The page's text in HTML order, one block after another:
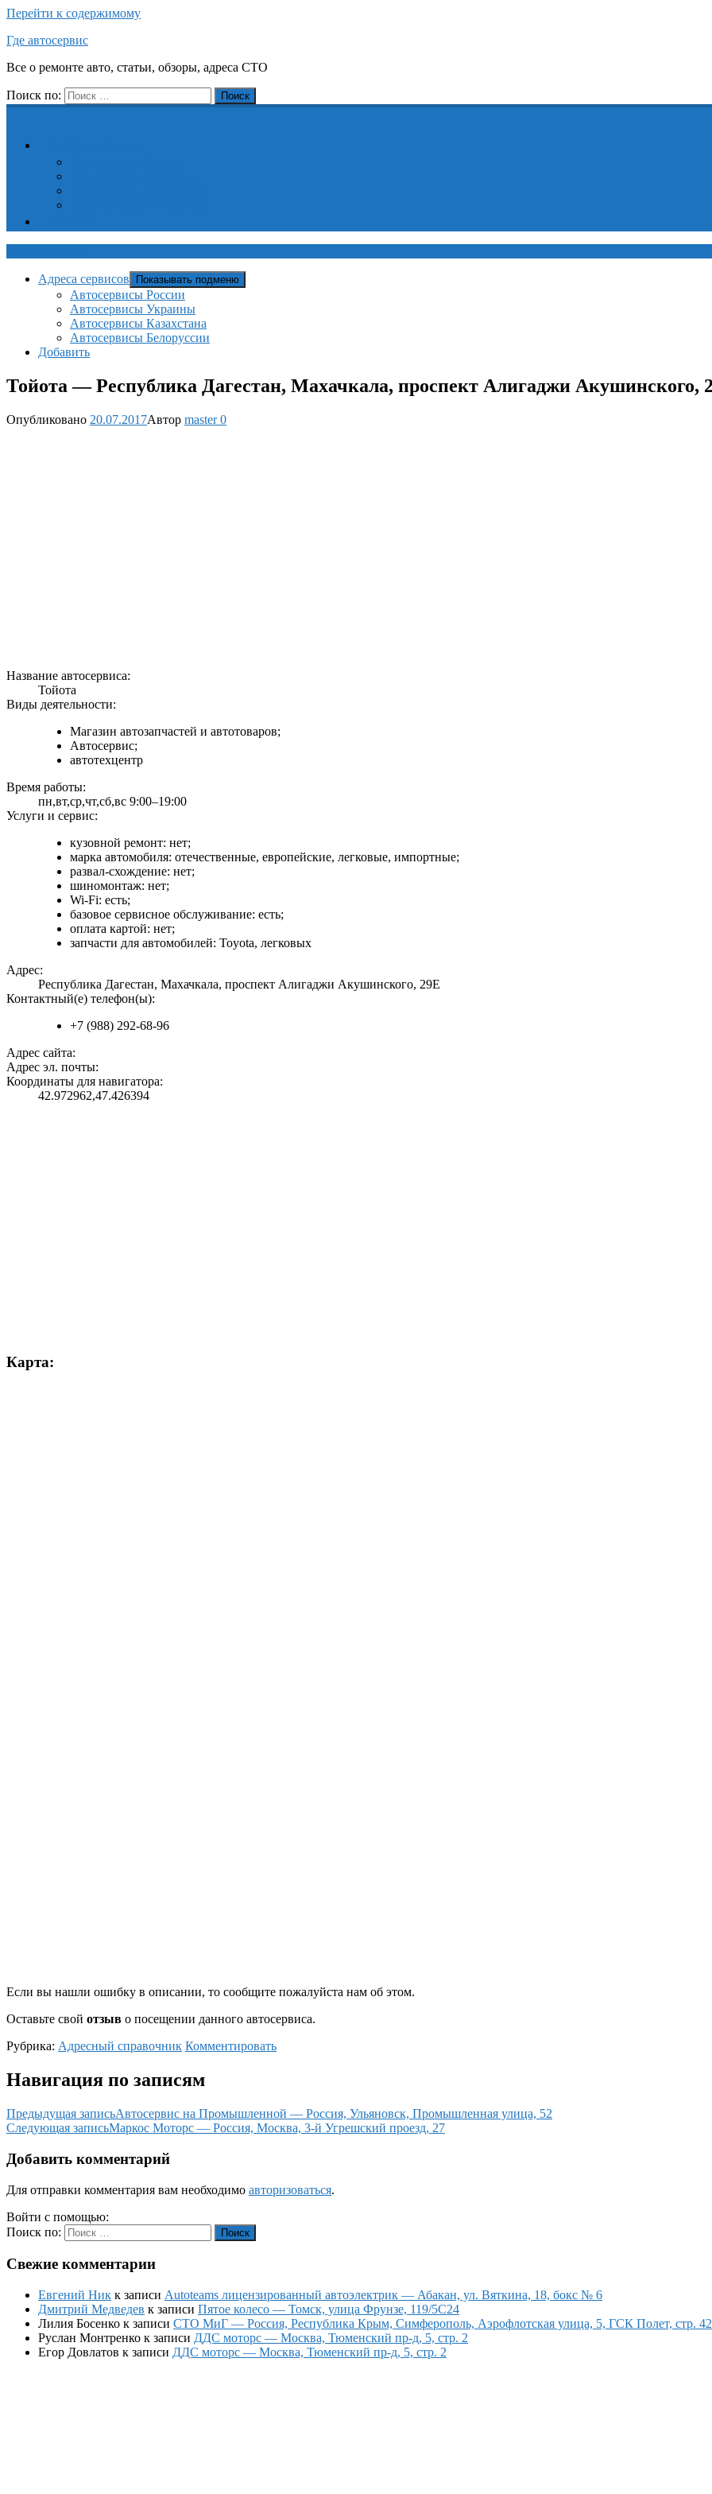
Перейти к содержимому
Где автосервис
Все о ремонте авто, статьи, обзоры, адреса СТО
Поиск по: Поиск
Адреса сервисов Показывать подменю
Автосервисы России
Автосервисы Украины
Автосервисы Казахстана
Автосервисы Белоруссии
Добавить
Тойота — Республика Дагестан, Махачкала, проспект Алигаджи Акушинского,
Опубликовано 20.07.2017Автор master0
Название автосервиса:
Тойота
Виды деятельности:
Магазин автозапчастей и автотоваров;
Автосервис;
автотехцентр
Время работы:
пн,вт,ср,чт,сб,вс 9:00–19:00
Услуги и сервис:
кузовной ремонт: нет;
марка автомобиля: отечественные, европейские, легковые, импортные;
развал-схождение: нет;
шиномонтаж: нет;
Wi-Fi: есть;
базовое сервисное обслуживание: есть;
оплата картой: нет;
запчасти для автомобилей: Toyota, легковых
Адрес:
Республика Дагестан, Махачкала, проспект Алигаджи Акушинского, 29Е
Контактный(е) телефон(ы):
+7 (988) 292-68-96
Адрес сайта:
Адрес эл. почты:
Координаты для навигатора:
42.972962,47.426394
Карта:
Если вы нашли ошибку в описании, то сообщите пожалуйста нам об этом.
Оставьте свой отзыв о посещении данного автосервиса.
Рубрика: Адресный справочник Комментировать
Навигация по записям
Предыдущая записьАвтосервис на Промышленной — Россия, Ульяновск, Промышленная улица, 52
Следующая записьМаркос Моторс — Россия, Москва, 3-й Угрешский проезд, 27
Добавить комментарий
Для отправки комментария вам необходимо авторизоваться.
Войти с помощью:
Поиск по:
Поиск
Свежие комментарии
Евгений Ник к записи Autoteams лицензированный автоэлектрик — Абакан, ул. Вяткина, 18, бокс № 6
Дмитрий Медведев к записи Пятое колесо — Томск, улица Фрунзе, 119/5С24
Лилия Босенко к записи СТО МиГ — Россия, Республика Крым, Симферополь, Аэрофлотская улица, 5, ГСК Полет, стр.
Руслан Монтренко к записи ДДС моторс — Москва, Тюменский пр-д, 5, стр. 2
Егор Довлатов к записи ДДС моторс — Москва, Тюменский пр-д, 5, стр. 2